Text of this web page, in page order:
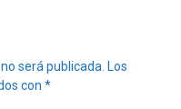
será publicada. Los
con *